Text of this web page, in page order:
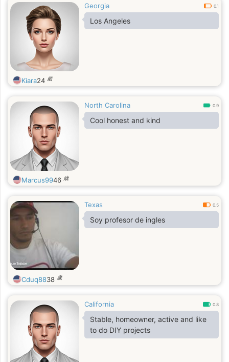
Georgia 0.1
Los Angeles
Kiara24 歳
North Carolina 0.9
Cool honest and kind
Marcus9946 歳
Texas 0.5
Soy profesor de ingles
Cduq8838 歳
California 0.8
Stable, homeowner, active and like
to do DIY projects